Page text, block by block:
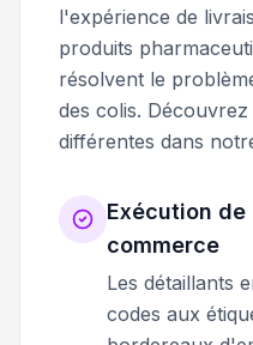
l'expérience de
produits
résolvent le
des colis.
différentes dans
Exécution
commerce
Les détaillants
codes aux